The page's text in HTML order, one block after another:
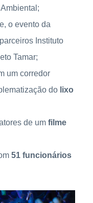
o evento da
Instituto
Tamar;
um corredor
do lixo
de um filme
51 funcionários